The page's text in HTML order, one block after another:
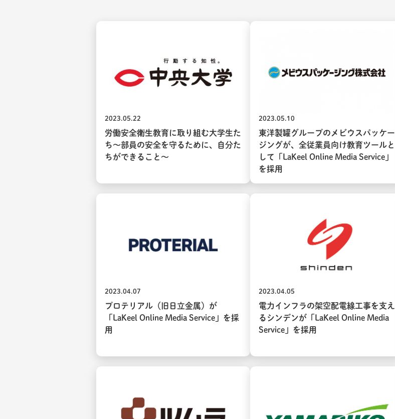
2023.05.22
労働安全衛生教育に取り組む大学生た
ち～部員の安全を守るために、自分た
ちができること～
2023.05.10
東洋製罐グループのメビウスパッケー
ジングが、全従業員向け教育ツールと
して「LaKeel Online Media Service」
を採用
2023.04.07
プロテリアル（旧日立金属）が
「LaKeel Online Media Service」を採
用
2023.04.05
電力インフラの架空配電線工事を支え
るシンデンが「LaKeel Online Media
Service」を採用